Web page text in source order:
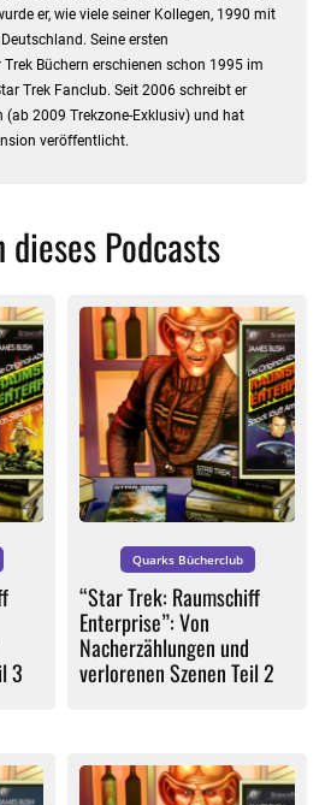
er, wie viele seiner Kollegen, 1990 mit
Seine ersten
Trek Büchern erschienen schon 1995 im
Trek Fanclub. Seit 2006 schreibt er
(ab 2009 Trekzone-Exklusiv) und hat
veröffentlicht.
dieses Podcasts
3
Quarks Bücherclub
“Star Trek: Raumschiff
Enterprise”: Von
Nacherzählungen und
verlorenen Szenen Teil 2